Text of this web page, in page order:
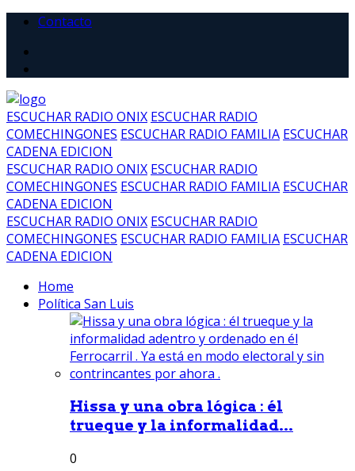
Contacto
ESCUCHAR RADIO ONIX ESCUCHAR RADIO
COMECHINGONES ESCUCHAR RADIO FAMILIA ESCUCHAR
CADENA EDICION
ESCUCHAR RADIO ONIX ESCUCHAR RADIO
COMECHINGONES ESCUCHAR RADIO FAMILIA ESCUCHAR
CADENA EDICION
ESCUCHAR RADIO ONIX ESCUCHAR RADIO
COMECHINGONES ESCUCHAR RADIO FAMILIA ESCUCHAR
CADENA EDICION
Home
Política San Luis
Hissa y una obra lógica : él
trueque y la informalidad...
0